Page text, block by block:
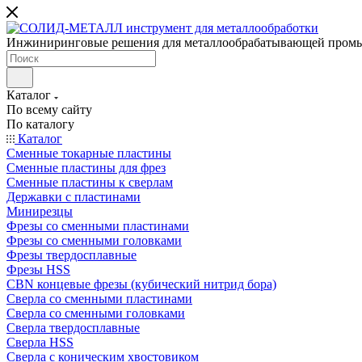
Инжиниринговые решения для металлообрабатывающей
Каталог
По всему сайту
По каталогу
Каталог
Сменные токарные пластины
Сменные пластины для фрез
Сменные пластины к сверлам
Державки с пластинами
Минирезцы
Фрезы со сменными пластинами
Фрезы со сменными головками
Фрезы твердосплавные
Фрезы HSS
CBN концевые фрезы (кубический нитрид бора)
Сверла со сменными пластинами
Сверла со сменными головками
Сверла твердосплавные
Сверла HSS
Сверла с коническим хвостовиком